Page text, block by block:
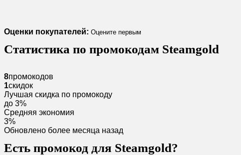
Оценки покупателей: Оцените первым
Статистика по промокодам Steamgold
8промокодов
1скидок
Лучшая скидка по промокоду
до 3%
Средняя экономия
3%
Обновлено более месяца назад
Есть промокод для Steamgold?